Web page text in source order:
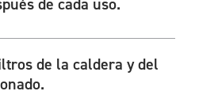
de cada uso.
de la caldera y del